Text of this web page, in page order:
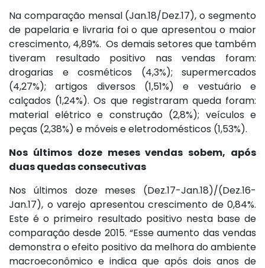
Na comparação mensal (Jan.18/Dez.17), o segmento
de papelaria e livraria foi o que apresentou o maior
crescimento, 4,89%. Os demais setores que também
tiveram resultado positivo nas vendas foram:
drogarias e cosméticos (4,3%); supermercados
(4,27%); artigos diversos (1,51%) e vestuário e
calçados (1,24%). Os que registraram queda foram:
material elétrico e construção (2,8%); veículos e
peças (2,38%) e móveis e eletrodomésticos (1,53%).
Nos últimos doze meses vendas sobem, após
duas quedas consecutivas
Nos últimos doze meses (Dez.17-Jan.18)/(Dez.16-
Jan.17), o varejo apresentou crescimento de 0,84%.
Este é o primeiro resultado positivo nesta base de
comparação desde 2015. “Esse aumento das vendas
demonstra o efeito positivo da melhora do ambiente
macroeconômico e indica que após dois anos de